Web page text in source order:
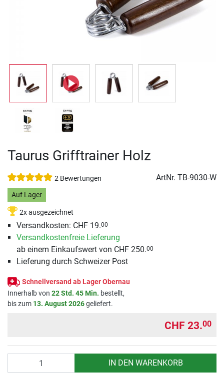
Taurus Grifftrainer Holz
2 Bewertungen ArtNr. TB-9030-W
Auf Lager
2x ausgezeichnet
Versandkosten: CHF 19.00
Versandkostenfreie Lieferung
ab einem Einkaufswert von CHF 250.00
Lieferung durch Schweizer Post
Schnellversand ab Lager Obernau
Innerhalb von 22 Std. 45 Min. bestellt,
bis zum 13. August 2026geliefert.
CHF 23.00
IN DEN WARENKORB